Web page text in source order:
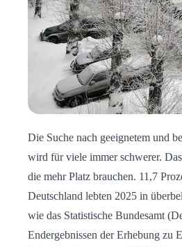
Die Suche nach geeignetem und
wird für viele immer schwerer.
die mehr Platz brauchen. 11,7
Deutschland lebten 2025 in
wie das Statistische Bundesamt
Endergebnissen der Erhebung zu